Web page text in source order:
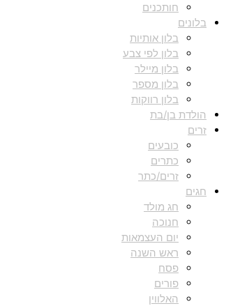
חותכנים
בלונים
בלון אותיות
בלון לפי צבע
בלון מיילר
בלון מספר
בלון רווקות
הולדת בן/בת
זרים
כובעים
כתרים
זרים/כתר
חגים
חג מולד
חנוכה
יום העצמאות
ראש השנה
פסח
פורים
האלווין